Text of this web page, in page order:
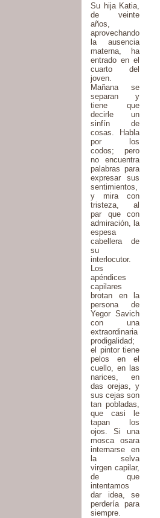
Su hija Katia,
de veinte
años,
aprovechando
la ausencia
materna, ha
entrado en el
cuarto del
joven.
Mañana se
separan y
tiene que
decirle un
sinfín de
cosas. Habla
por los
codos; pero
no encuentra
palabras para
expresar sus
sentimientos,
y mira con
tristeza, al
par que con
admiración, la
espesa
cabellera de
su
interlocutor.
Los
apéndices
capilares
brotan en la
persona de
Yegor Savich
con una
extraordinaria
prodigalidad;
el pintor tiene
pelos en el
cuello, en las
narices, en
das orejas, y
sus cejas son
tan pobladas,
que casi le
tapan los
ojos. Si una
mosca osara
internarse en
la selva
virgen capilar,
de que
intentamos
dar idea, se
perdería para
siempre.